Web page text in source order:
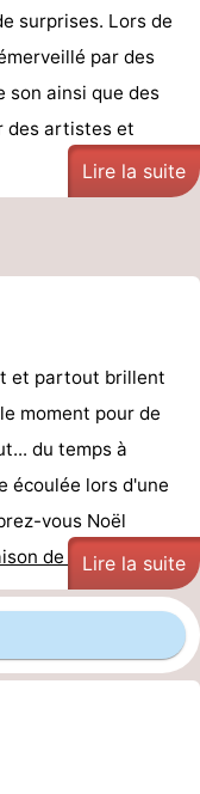
surprises. Lors de
par des
son ainsi que des
des artistes et
Lire la suite
et partout brillent
moment pour de
du temps à
écoulée lors d'une
vous Noël
de ... Lire la suite